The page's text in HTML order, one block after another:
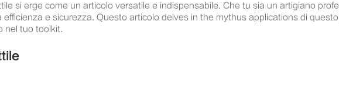
si erge come un articolo versatile e indispensabile. Che tu sia un artigiano
e sicurezza. Questo articolo delves in the mythus applications di
nel tuo toolkit.